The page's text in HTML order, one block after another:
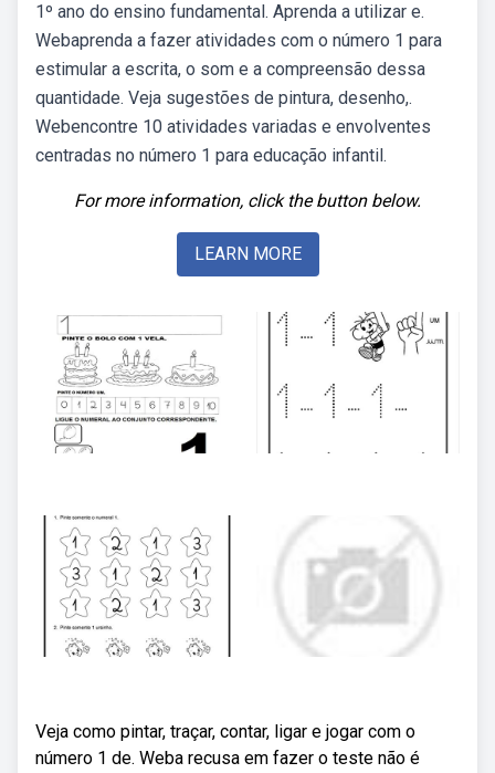
1º ano do ensino fundamental. Aprenda a utilizar e.
Webaprenda a fazer atividades com o número 1 para
estimular a escrita, o som e a compreensão dessa
quantidade. Veja sugestões de pintura, desenho,.
Webencontre 10 atividades variadas e envolventes
centradas no número 1 para educação infantil.
For more information, click the button below.
LEARN MORE
Veja como pintar, traçar, contar, ligar e jogar com o
número 1 de. Weba recusa em fazer o teste não é